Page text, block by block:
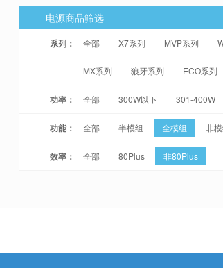
电源商品筛选
系列： 全部 X7系列 MVP系列
MX系列 狼牙系列 ECO系列
功率： 全部 300W以下 301-400W
功能： 全部 半模组 全模组 非
效率： 全部 80Plus 非80Plus